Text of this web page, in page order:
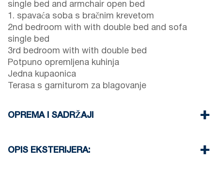
single bed and armchair open bed
1. spavaća soba s bračnim krevetom
2nd bedroom with with double bed and sofa
single bed
3rd bedroom with with double bed
Potpuno opremljena kuhinja
Jedna kupaonica
Terasa s garniturom za blagovanje
OPREMA I SADRŽAJI
Klima uređaji
OPIS EKSTERIJERA: